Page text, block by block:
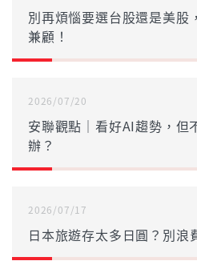
別再煩惱要選台股還是美股
兼顧！
2026/07/20
安聯觀點｜看好AI趨勢，但
辦？
2026/07/17
日本旅遊存太多日圓？別浪